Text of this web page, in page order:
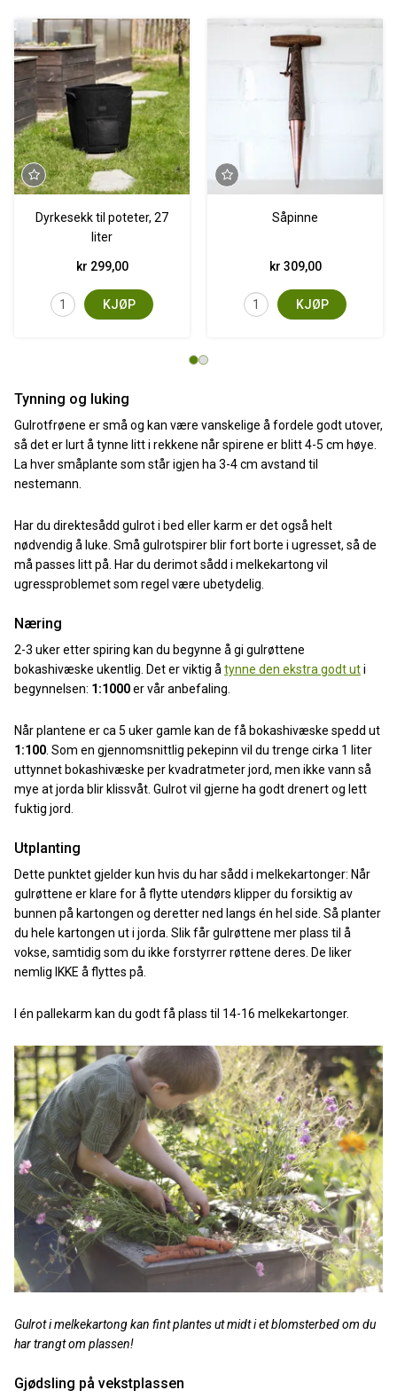
Dyrkesekk til poteter, 27
liter
kr 299,00
KJØP
Såpinne
kr 309,00
KJØP
Tynning og luking
Gulrotfrøene er små og kan være vanskelige å fordele godt utover,
så det er lurt å tynne litt i rekkene når spirene er blitt 4-5 cm høye.
La hver småplante som står igjen ha 3-4 cm avstand til
nestemann.
Har du direktesådd gulrot i bed eller karm er det også helt
nødvendig å luke. Små gulrotspirer blir fort borte i ugresset, så de
må passes litt på. Har du derimot sådd i melkekartong vil
ugressproblemet som regel være ubetydelig.
Næring
2-3 uker etter spiring kan du begynne å gi gulrøttene
bokashivæske ukentlig. Det er viktig åtynne den ekstra godt uti
begynnelsen: 1:1000er vår anbefaling.
Når plantene er ca 5 uker gamle kan de få bokashivæske spedd ut
1:100. Som en gjennomsnittlig pekepinn vil du trenge cirka 1 liter
uttynnet bokashivæske per kvadratmeter jord, men ikke vann så
mye at jorda blir klissvåt. Gulrot vil gjerne ha godt drenert og lett
fuktig jord.
Utplanting
Dette punktet gjelder kun hvis du har sådd i melkekartonger: Når
gulrøttene er klare for å flytte utendørs klipper du forsiktig av
bunnen på kartongen og deretter ned langs én hel side. Så planter
du hele kartongen ut i jorda. Slik får gulrøttene mer plass til å
vokse, samtidig som du ikke forstyrrer røttene deres. De liker
nemlig IKKE å flyttes på.
I én pallekarm kan du godt få plass til 14-16 melkekartonger.
Gulrot i melkekartong kan fint plantes ut midt i et blomsterbed om du
har trangt om plassen!
Gjødsling på vekstplassen